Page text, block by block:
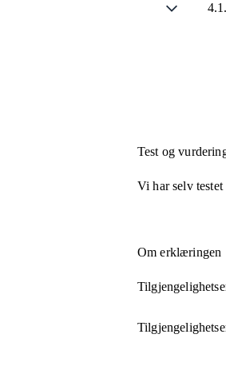
Test og
Vi har selv testet
Om erklæringen